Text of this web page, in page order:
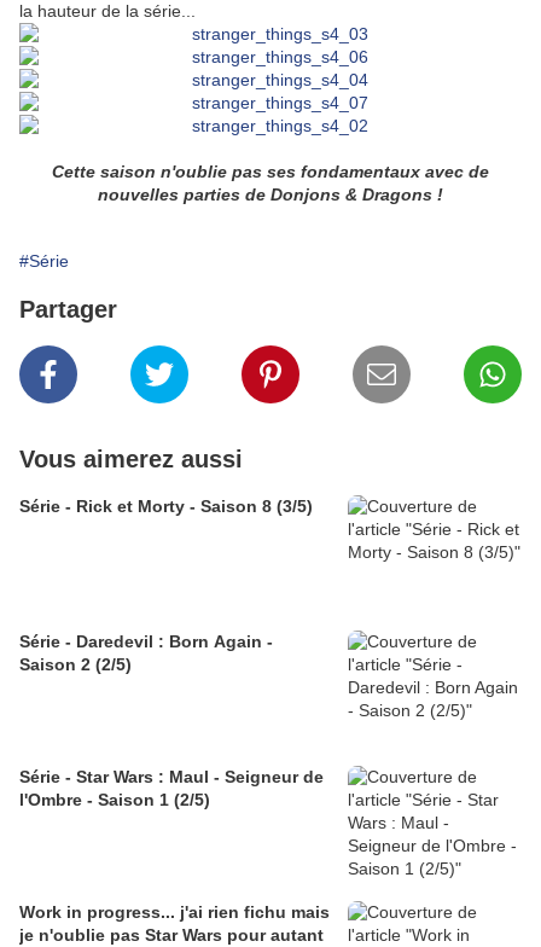
la hauteur de la série...
Cette saison n'oublie pas ses fondamentaux avec de
nouvelles parties de Donjons & Dragons !
#Série
Partager
Vous aimerez aussi
Série - Rick et Morty - Saison 8 (3/5)
Série - Daredevil : Born Again -
Saison 2 (2/5)
Série - Star Wars : Maul - Seigneur de
l'Ombre - Saison 1 (2/5)
Work in progress... j'ai rien fichu mais
je n'oublie pas Star Wars pour autant